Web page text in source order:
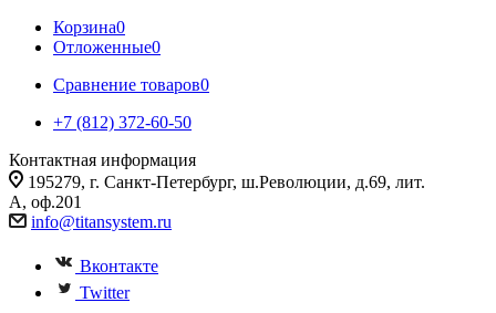
Корзина0
Отложенные0
Сравнение товаров0
+7 (812) 372-60-50
Контактная информация
195279, г. Санкт-Петербург, ш.Революции, д.69, лит.
А, оф.201
info@titansystem.ru
Вконтакте
Twitter